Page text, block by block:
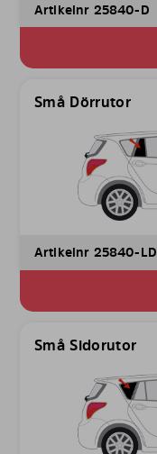
Artikelnr 25840-D
Små Dörrutor
Artikelnr 25840-LD
Små Sidorutor